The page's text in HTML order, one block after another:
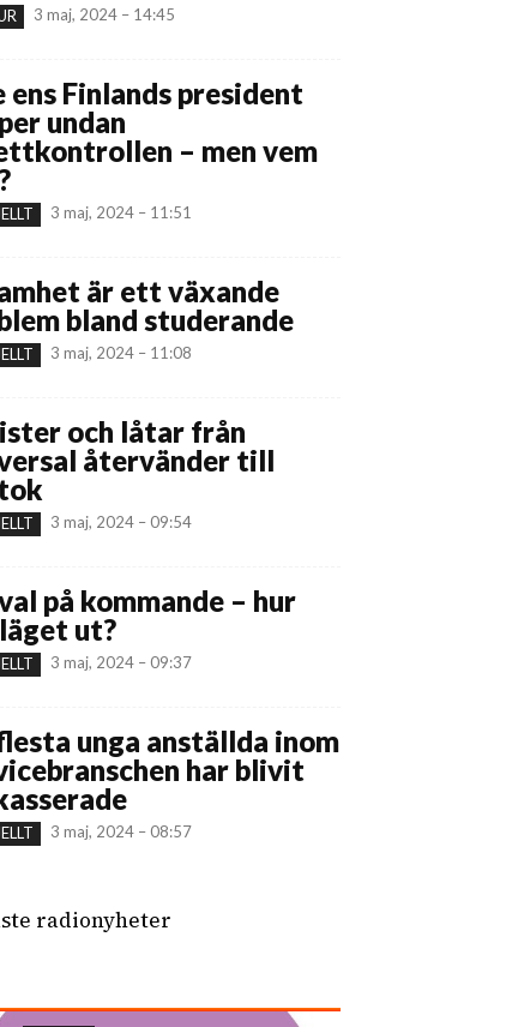
3 maj, 2024 – 14:45
ens Finlands president
undan
– men vem
3 maj, 2024 – 11:51
är ett växande
bland studerande
3 maj, 2024 – 11:08
och låtar från
återvänder till
3 maj, 2024 – 09:54
på kommande – hur
ut?
3 maj, 2024 – 09:37
unga anställda inom
har blivit
3 maj, 2024 – 08:57
radionyheter